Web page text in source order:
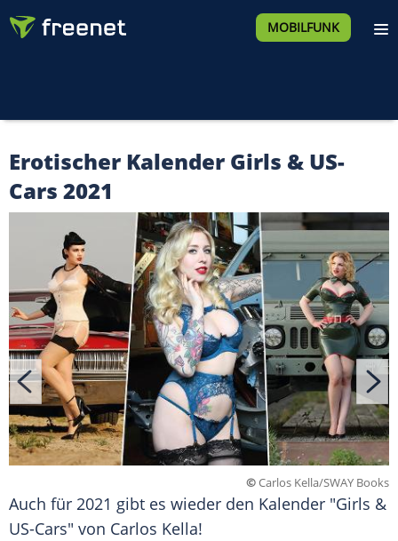
MOBILFUNK
Erotischer Kalender Girls & US-
Cars 2021
©Carlos Kella/SWAY Books
Auch für 2021 gibt es wieder den Kalender "Girls &
US-Cars" von Carlos Kella!